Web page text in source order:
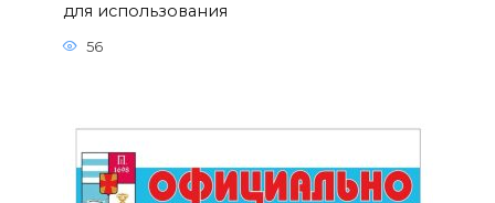
для использования
56